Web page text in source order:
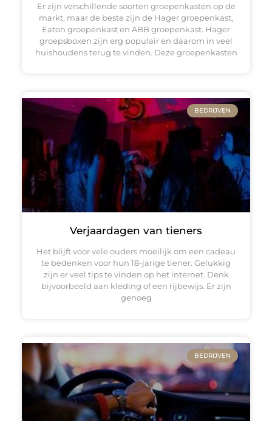
Er zijn verschillende soorten groepenkasten op de
markt, maar de beste zijn de Hager groepenkast,
Eaton groepenkast en ABB groepenkast. Hager
groepsboxen zijn erg populair en daarom in veel
huishoudens terug te vinden. Deze groepenkasten
BEDRIJVEN
Verjaardagen van tieners
Het blijft voor vele ouders moeilijk om een cadeau
te bedenken voor hun 18-jarige tiener. Gelukkig
zijn er veel tips te vinden op het internet. Denk
bijvoorbeeld aan kleding of een rijbewijs. Er zijn
genoeg
BEDRIJVEN